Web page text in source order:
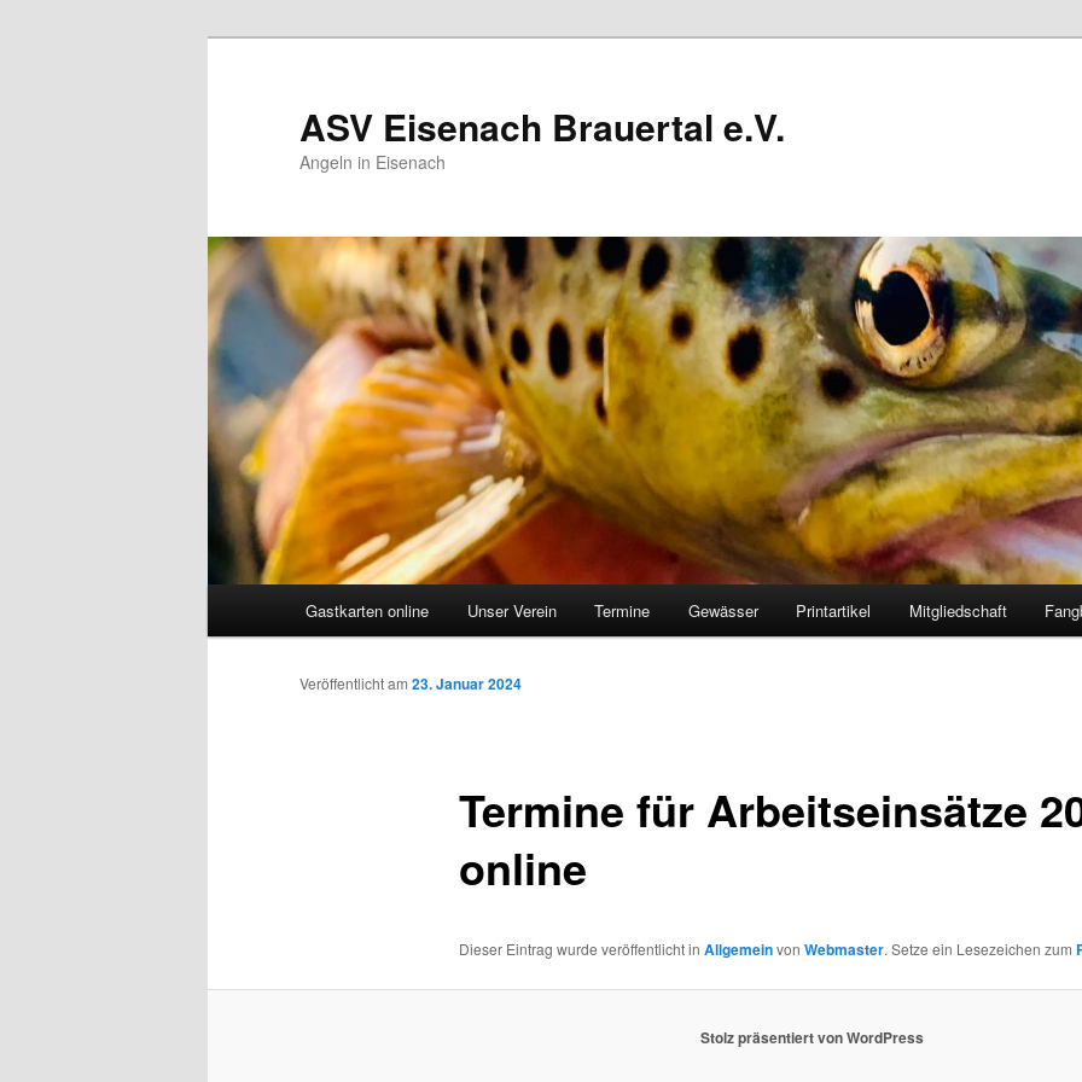
ASV Eisenach Brauertal e.V.
Angeln in Eisenach
Gastkarten online Unser Verein Termine Gewässer Printartikel Mitgliedschaft
Termine für Arbeitseinsätze
online
Veröffentlicht am 23. Januar 2024
Dieser Eintrag wurde veröffentlicht in Allgemeinvon Webmaster. Setze ein Lesezeichen zum
Stolz präsentiert von WordPress